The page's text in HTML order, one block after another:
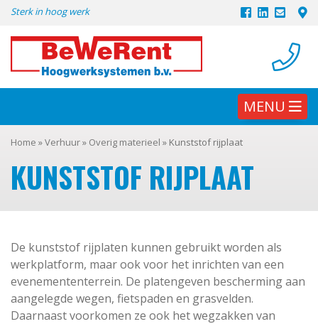
Skip
content
Sterk in hoog werk
MENU
Home »Verhuur» Overig materieel » Kunststof rijplaat
KUNSTSTOF RIJPLAAT
De kunststof rijplaten kunnen gebruikt worden als
werkplatform, maar ook voor het inrichten van een
evenemententerrein. De platengeven bescherming aan
aangelegde wegen, fietspaden en grasvelden.
Daarnaast voorkomen ze ook het wegzakken van